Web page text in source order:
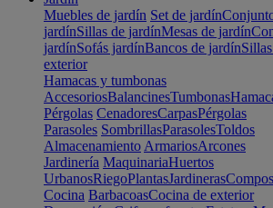
Muebles de jardín Set de jardín
jardínSillas de jardínMesas de jardín
jardínSofás jardínBancos de jardín
exterior
Hamacas y tumbonas
AccesoriosBalancinesTumbonas
Pérgolas CenadoresCarpasPérgolas
Parasoles SombrillasParasolesToldos
Almacenamiento ArmariosArcones
Jardinería MaquinariaHuertos
UrbanosRiegoPlantasJardineras
Cocina BarbacoasCocina de exterior